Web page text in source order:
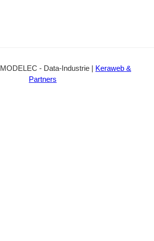
MODELEC - Data-Industrie | Keraweb &
Partners